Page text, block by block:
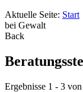
Aktuelle Seite: Start
bei Gewalt
Back
Ergebnisse 1 - 3